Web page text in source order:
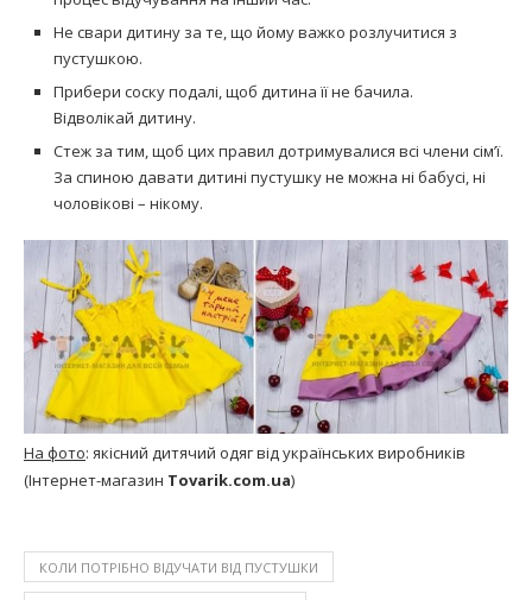
Не свари дитину за те, що йому важко розлучитися з
пустушкою.
Прибери соску подалі, щоб дитина її не бачила.
Відволікай дитину.
Стеж за тим, щоб цих правил дотримувалися всі члени сім’ї.
За спиною давати дитині пустушку не можна ні бабусі, ні
чоловікові – нікому.
На фото: якісний дитячий одяг від українських виробників
(Інтернет-магазин Tovarik.com.ua)
КОЛИ ПОТРІБНО ВІДУЧАТИ ВІД ПУСТУШКИ